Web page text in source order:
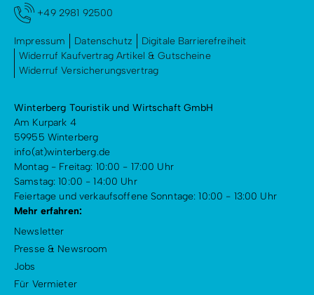
+49 2981 92500
Impressum Datenschutz
Digitale Barrierefreiheit
Widerruf Kaufvertrag Artikel & Gutscheine
Widerruf Versicherungsvertrag
Winterberg Touristik und Wirtschaft GmbH
Am Kurpark 4
59955 Winterberg
info(at)winterberg.de
Montag - Freitag: 10:00 - 17:00 Uhr
Samstag: 10:00 - 14:00 Uhr
Feiertage und verkaufsoffene Sonntage: 10:00 - 13:00 Uhr
Mehr erfahren:
Newsletter
Presse & Newsroom
Jobs
Für Vermieter